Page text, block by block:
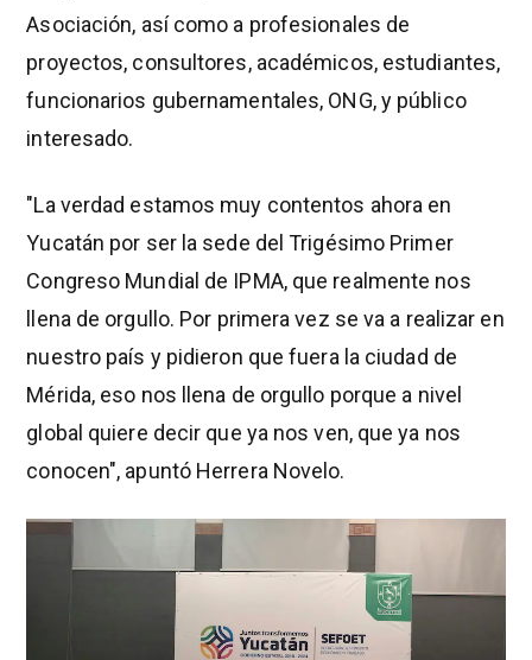
Asociación, así como a profesionales de
proyectos, consultores, académicos, estudiantes,
funcionarios gubernamentales, ONG, y público
interesado.
"La verdad estamos muy contentos ahora en
Yucatán por ser la sede del Trigésimo Primer
Congreso Mundial de IPMA, que realmente nos
llena de orgullo. Por primera vez se va a realizar en
nuestro país y pidieron que fuera la ciudad de
Mérida, eso nos llena de orgullo porque a nivel
global quiere decir que ya nos ven, que ya nos
conocen", apuntó Herrera Novelo.